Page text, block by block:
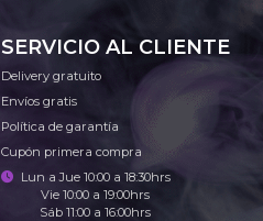
SERVICIO AL CLIENTE
Delivery gratuito
Envíos gratis
Política de garantía
Cupón primera compra
Lun a Jue 10:00 a 18:30hrs
Vie 10:00 a 19:00hrs
Sáb 11:00 a 16:00hrs